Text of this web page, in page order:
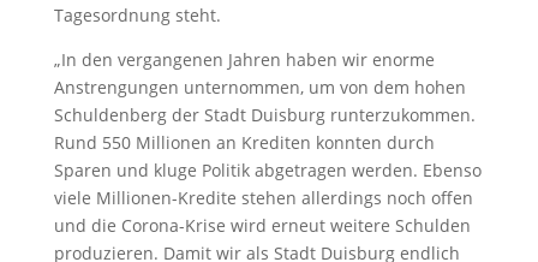
Tagesordnung steht.
„In den vergangenen Jahren haben wir enorme
Anstrengungen unternommen, um von dem hohen
Schuldenberg der Stadt Duisburg runterzukommen.
Rund 550 Millionen an Krediten konnten durch
Sparen und kluge Politik abgetragen werden. Ebenso
viele Millionen-Kredite stehen allerdings noch offen
und die Corona-Krise wird erneut weitere Schulden
produzieren. Damit wir als Stadt Duisburg endlich